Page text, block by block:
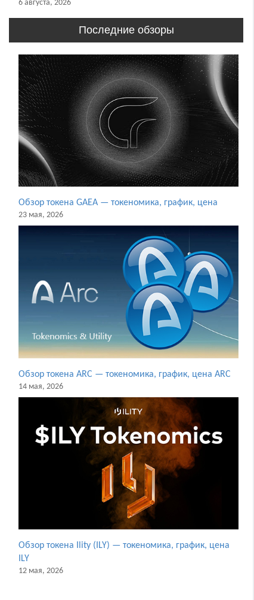
6 августа, 2026
Последние обзоры
Обзор токена GAEA — токеномика, график, цена
23 мая, 2026
Обзор токена ARC — токеномика, график, цена ARC
14 мая, 2026
Обзор токена Ility (ILY) — токеномика, график, цена
ILY
12 мая, 2026